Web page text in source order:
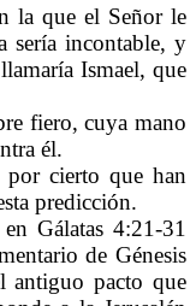
la que el Señor le
sería incontable, y
Ismael, que
fiero, cuya mano
él.
por cierto que han
predicción.
Gálatas 4:21-31
de Génesis
antiguo pacto que